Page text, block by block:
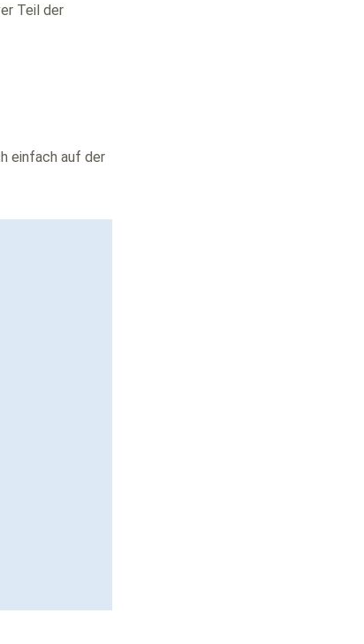
Teil der
einfach auf der